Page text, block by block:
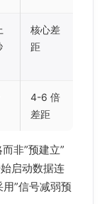
核心差
距
4-6 倍
差距
非”预建立”
启动数据连
”信号减弱预